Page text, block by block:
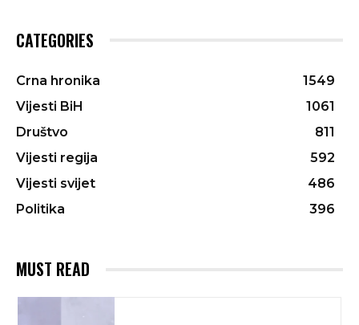
CATEGORIES
Crna hronika
1549
Vijesti BiH
1061
Društvo
811
Vijesti regija
592
Vijesti svijet
486
Politika
396
MUST READ